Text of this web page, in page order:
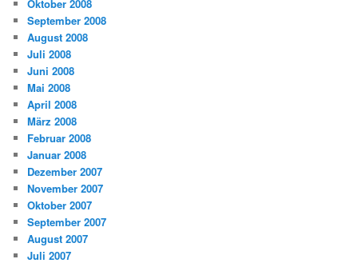
Oktober 2008
September 2008
August 2008
Juli 2008
Juni 2008
Mai 2008
April 2008
März 2008
Februar 2008
Januar 2008
Dezember 2007
November 2007
Oktober 2007
September 2007
August 2007
Juli 2007